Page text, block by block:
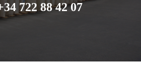
722 88 42 07